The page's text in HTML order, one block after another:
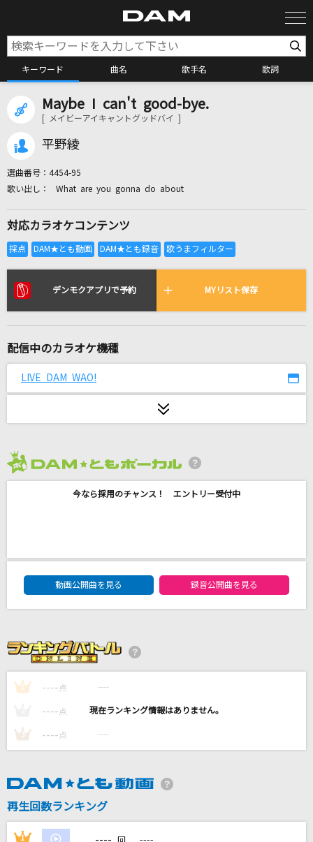
キーワード 曲名 歌手名 歌詞
カラオケ検索
全国りれき
リアルタイムで歌われている曲の一覧
あの子コンプレックス
[生音]グロリアス
メロスのように-LONELY WAY-
ポルノグラフィティ
[生音]世界はあなたの色になる
かわいいだけじゃだめですか？
Saucy Dog
Maybe I can't good-bye.
[ メイビーアイキャントグッドバイ ]
平野綾
選曲番号： 4454-95
What are you gonna do about
対応カラオケコンテンツ
デンモクアプリで予約 MYリスト保存
配信中のカラオケ機種
LIVE DAM WAO!
今なら採用のチャンス！ エントリー受付中
DAM★ともボーカルエントリーランキング
動画公開曲を見る
録音公開曲を見る
1 ---- 点 ----
---- 点 ----
3 ---- 点 ----
再生回数ランキング
1 ---- ----